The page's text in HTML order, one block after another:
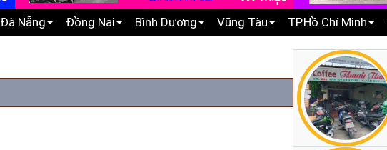
Đà Nẵng Đồng Nai Bình Dương Vũng Tàu TP.Hồ Chí Minh